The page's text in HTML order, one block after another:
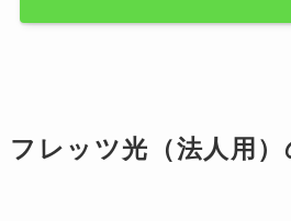
フレッツ光（法人用